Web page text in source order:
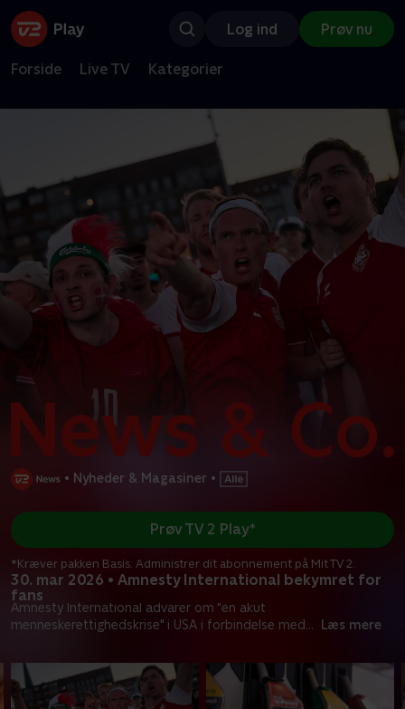
Log ind Prøv nu
Forside Live TV Kategorier
• Nyheder & Magasiner •
30. mar 2026 • Amnesty International bekymret for
fans
Amnesty International advarer om "en akut
menneskerettighedskrise" i USA i forbindelse med... Læs mere
Prøv TV 2 Play*
*Kræver pakken Basis. Administrer dit abonnement på Mit TV 2.